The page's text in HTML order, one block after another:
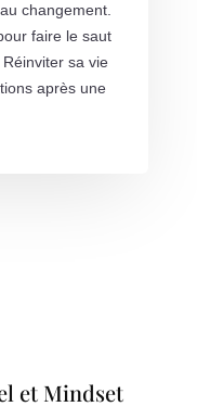
changement.
faire le saut
sa vie
après une
et Mindset